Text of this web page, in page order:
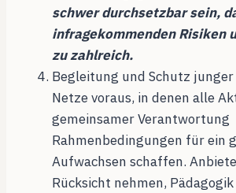
schwer durchsetzbar sein,
infragekommenden Risiken
zu zahlreich.
Begleitung und Schutz
Netze voraus, in denen alle
gemeinsamer Verantwortung
Rahmenbedingungen für ein
Aufwachsen schaffen.
Rücksicht nehmen,